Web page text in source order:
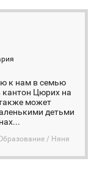
к нам в семью
кантон Цюрих на
может
детьми
/ Няня